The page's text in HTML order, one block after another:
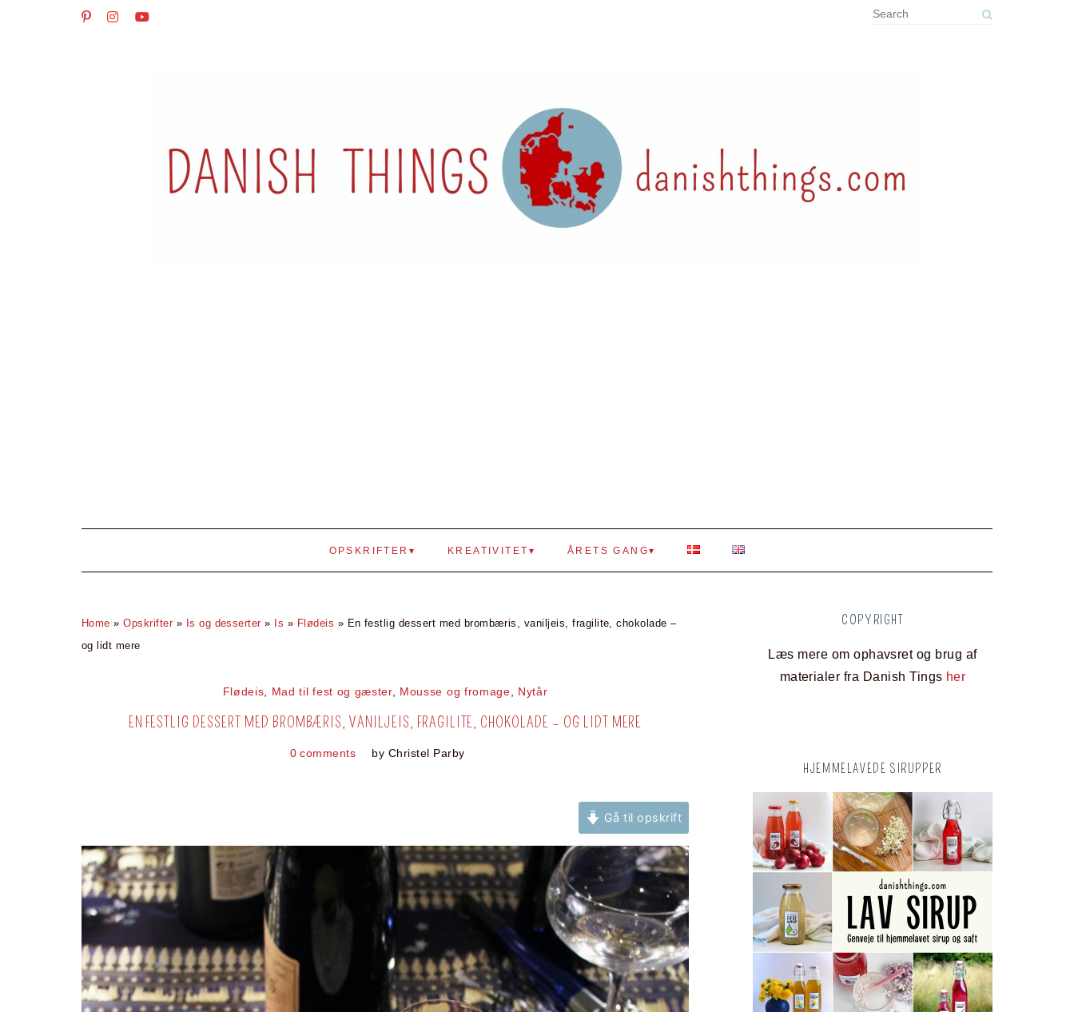
OPSKRIFTER KREATIVITET ÅRETS GANG
Home »Opskrifter » Is og desserter » Is » Flødeis » En festlig dessert med brombæris, vaniljeis, fragilite, chokolade –
og lidt mere
Flødeis, Mad til fest og gæster, Mousse og fromage, Nytår
EN FESTLIG DESSERT MED BROMBÆRIS, VANILJEIS, FRAGILITE, CHOKOLADE – OG LIDT MERE
0 comments by Christel Parby
Gå til opskrift
COPYRIGHT
Læs mere om ophavsret og brug af
materialer fra Danish Tings her
HJEMMELAVEDE SIRUPPER